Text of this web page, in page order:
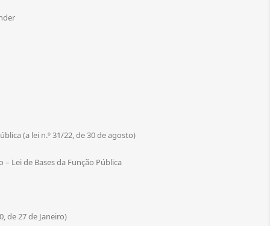
(a lei n.º 31/22, de 30 de agosto)
Lei de Bases da Função Pública
de 27 de Janeiro)